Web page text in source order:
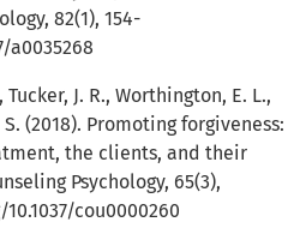
82(1), 154-
a0035268
Tucker, J. R., Worthington, E. L.,
S. (2018). Promoting forgiveness:
the clients, and their
Psychology, 65(3),
cou0000260